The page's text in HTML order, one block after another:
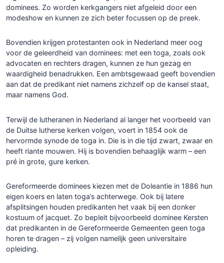
dominees. Zo worden kerkgangers niet afgeleid door een
modeshow en kunnen ze zich beter focussen op de preek.
Bovendien krijgen protestanten ook in Nederland meer oog
voor de geleerdheid van dominees: met een toga, zoals ook
advocaten en rechters dragen, kunnen ze hun gezag en
waardigheid benadrukken. Een ambtsgewaad geeft bovendien
aan dat de predikant niet namens zichzelf op de kansel staat,
maar namens God.
Terwijl de lutheranen in Nederland al langer het voorbeeld van
de Duitse lutherse kerken volgen, voert in 1854 ook de
hervormde synode de toga in. Die is in die tijd zwart, zwaar en
heeft riante mouwen. Hij is bovendien behaaglijk warm – een
pré in grote, gure kerken.
Gereformeerde dominees kiezen met de Doleantie in 1886 hun
eigen koers en laten toga’s achterwege. Ook bij latere
afsplitsingen houden predikanten het vaak bij een donker
kostuum of jacquet. Zo bepleit bijvoorbeeld dominee Kersten
dat predikanten in de Gereformeerde Gemeenten geen toga
horen te dragen – zij volgen namelijk geen universitaire
opleiding.